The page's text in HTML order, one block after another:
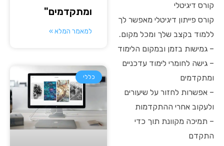
קורס דיגיטלי
קורס פייתון דיגיטלי מאפשר לך
ללמוד בקצב שלך ומכל מקום.
– גמישות בזמן ובמקום הלימוד
– גישה לחומרי לימוד עדכניים
ומתקדמים
– אפשרות לחזור על שיעורים
ולעקוב אחרי ההתקדמות
– תמיכה מקוונת תוך כדי
התקדם
ומתקדמים"
למאמר המלא »
כללי